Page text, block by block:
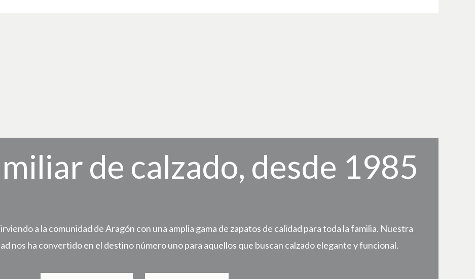
de calzado, desde 1985
a la comunidad de Aragón con una amplia gama de zapatos de calidad para toda la familia. Nuestra
nos ha convertido en el destino número uno para aquellos que buscan calzado elegante y funcional.